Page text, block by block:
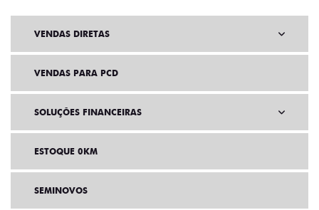
VENDAS DIRETAS
VENDAS PARA PCD
SOLUÇÕES FINANCEIRAS
ESTOQUE 0KM
SEMINOVOS